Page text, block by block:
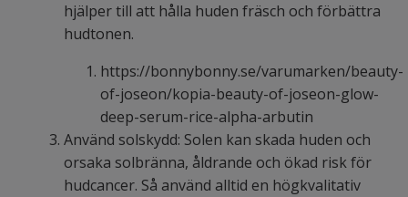
hjälper till att hålla huden fräsch och förbättra
hudtonen.
https://bonnybonny.se/varumarken/beauty-
of-joseon/kopia-beauty-of-joseon-glow-
deep-serum-rice-alpha-arbutin
Använd solskydd: Solen kan skada huden och
orsaka solbränna, åldrande och ökad risk för
hudcancer. Så använd alltid en högkvalitativ